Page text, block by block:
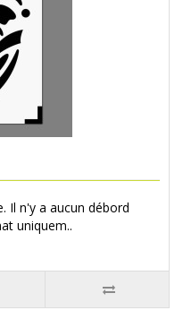
Il n'y a aucun débord
uniquem..